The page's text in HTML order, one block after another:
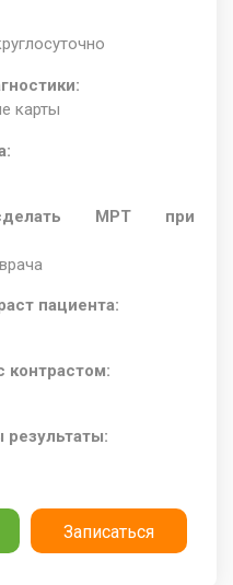
карты
МРТ при
пациента:
контрастом:
результаты:
Записаться